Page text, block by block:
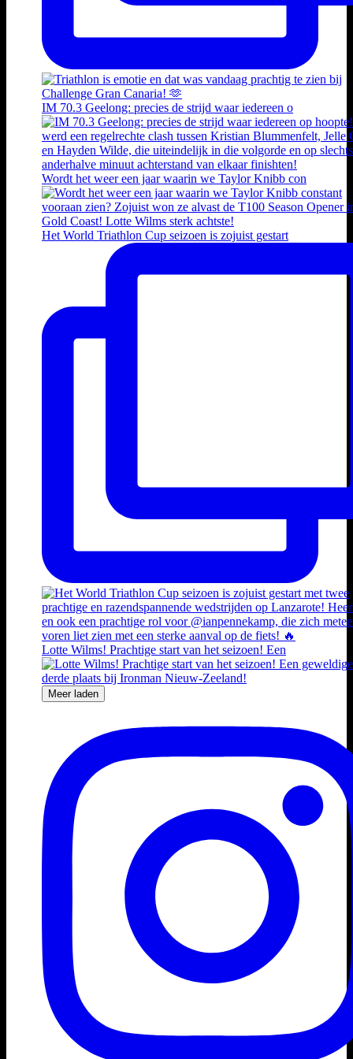
IM 70.3 Geelong: precies de strijd waar iedereen o
Wordt het weer een jaar waarin we Taylor Knibb con
Het World Triathlon Cup seizoen is zojuist gestart
Lotte Wilms! Prachtige start van het seizoen! Een
Meer laden